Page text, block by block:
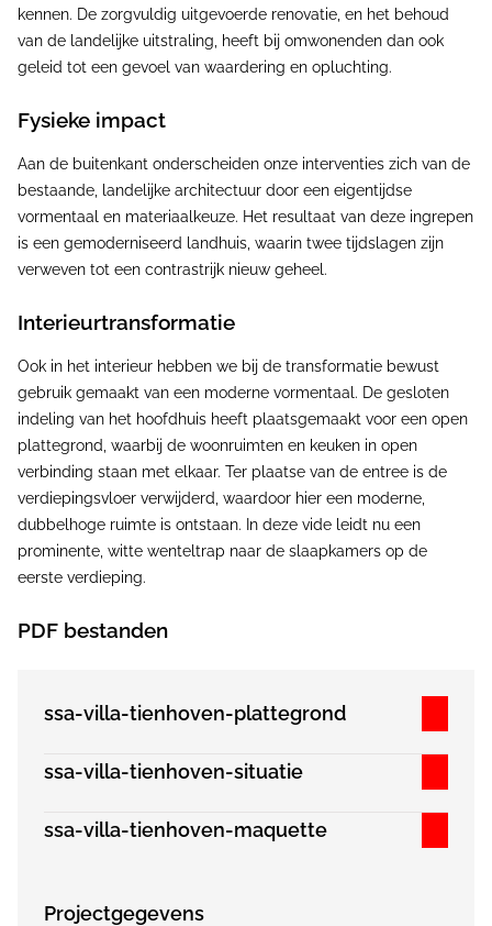
kennen. De zorgvuldig uitgevoerde renovatie, en het behoud
van de landelijke uitstraling, heeft bij omwonenden dan ook
geleid tot een gevoel van waardering en opluchting.
Fysieke impact
Aan de buitenkant onderscheiden onze interventies zich van de
bestaande, landelijke architectuur door een eigentijdse
vormentaal en materiaalkeuze. Het resultaat van deze ingrepen
is een gemoderniseerd landhuis, waarin twee tijdslagen zijn
verweven tot een contrastrijk nieuw geheel.
Interieurtransformatie
Ook in het interieur hebben we bij de transformatie bewust
gebruik gemaakt van een moderne vormentaal. De gesloten
indeling van het hoofdhuis heeft plaatsgemaakt voor een open
plattegrond, waarbij de woonruimten en keuken in open
verbinding staan met elkaar. Ter plaatse van de entree is de
verdiepingsvloer verwijderd, waardoor hier een moderne,
dubbelhoge ruimte is ontstaan. In deze vide leidt nu een
prominente, witte wenteltrap naar de slaapkamers op de
eerste verdieping.
PDF bestanden
ssa-villa-tienhoven-plattegrond
ssa-villa-tienhoven-situatie
ssa-villa-tienhoven-maquette
Projectgegevens